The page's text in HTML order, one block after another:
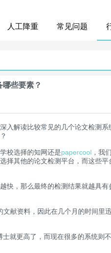
人工降重 常见问题
些要素？
入解读比较常见的几个论文检测
校选择的知网还是papercool ，我
其他的论文检测平台，而这些
快，那么最终的检测结果就越具有
献资料，因此在几个月的时间里
就更高了，而现在很多的系统则